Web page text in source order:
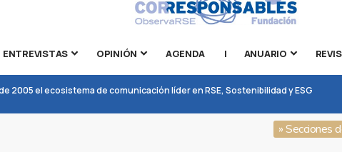
ENTREVISTAS OPINIÓN AGENDA | ANUARIO
2005 el ecosistema de comunicación líder en RSE, Sostenibilidad y ESG
» Secciones